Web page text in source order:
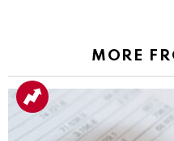
MORE